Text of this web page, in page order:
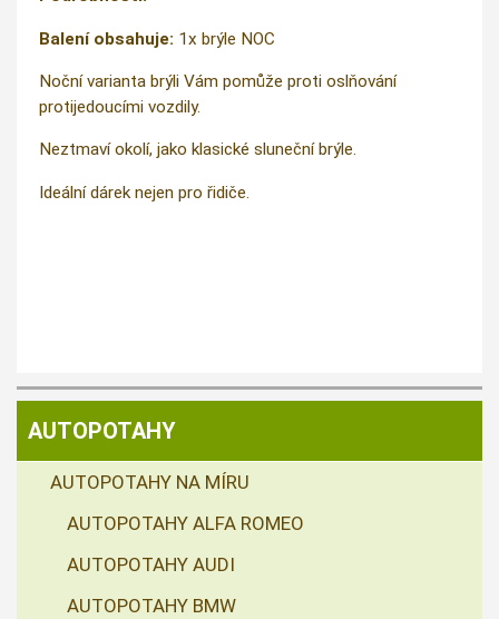
Balení obsahuje: 1x brýle NOC
Noční varianta brýli Vám pomůže proti oslňování
protijedoucími vozdily.
Neztmaví okolí, jako klasické sluneční brýle.
Ideální dárek nejen pro řidiče.
AUTOPOTAHY
AUTOPOTAHY NA MÍRU
AUTOPOTAHY ALFA ROMEO
AUTOPOTAHY AUDI
AUTOPOTAHY BMW